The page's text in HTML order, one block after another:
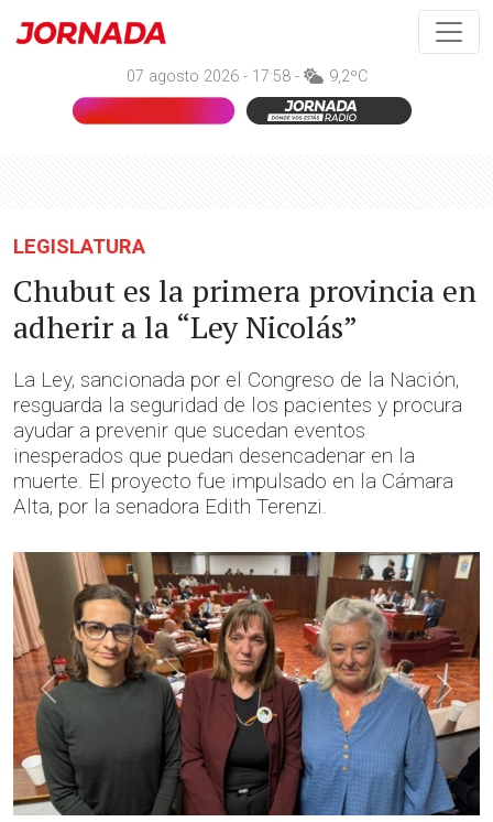
07 agosto 2026 - 17:58 - 9,2ºC
LEGISLATURA
Chubut es la primera provincia en
adherir a la “Ley Nicolás”
La Ley, sancionada por el Congreso de la Nación,
resguarda la seguridad de los pacientes y procura
ayudar a prevenir que sucedan eventos
inesperados que puedan desencadenar en la
muerte. El proyecto fue impulsado en la Cámara
Alta, por la senadora Edith Terenzi.
Anterior